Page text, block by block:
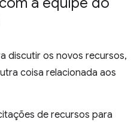
discutir os novos recursos,
coisa relacionada aos
de recursos para